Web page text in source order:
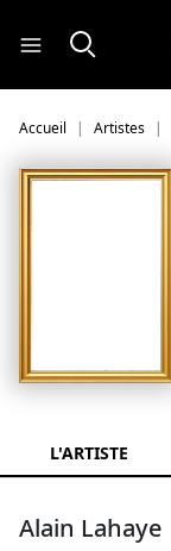
Accueil Artistes
L'ARTISTE
Alain Lahaye